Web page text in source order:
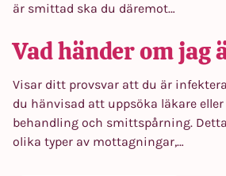
är smittad ska du däremot…
Vad händer om jag
Visar ditt provsvar att du är
du hänvisad att uppsöka läkare
behandling och smittspårning.
olika typer av mottagningar,…